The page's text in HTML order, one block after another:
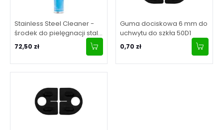
Stainless Steel Cleaner -
środek do pielęgnacji stali
nierdzewnej, poj. 600 ml,
aerozol
72,50 zł
Guma dociskowa 6 mm do
uchwytu do szkła 50D1
0,70 zł